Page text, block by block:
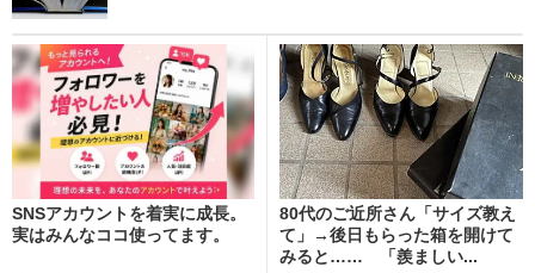
SNSアカウントを着実に成長。
実はみんなココ使ってます。
80代のご近所さん「サイズ教え
て」→後日もらった箱を開けて
みると…… 「羨ましい...